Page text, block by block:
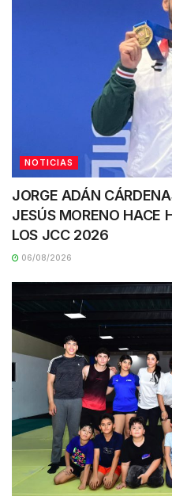
NOTICIAS
JORGE ADÁN
JESÚS MORENO HACE
LOS JCC 2026
06/08/2026